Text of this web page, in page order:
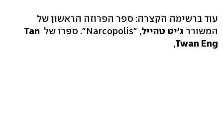
עוד ברשימה הקצרה: ספר הפרוזה הראשון של
המשורר ג'יט טהייל, "Narcopolis". ספרו של
Tan
Twan Eng
,